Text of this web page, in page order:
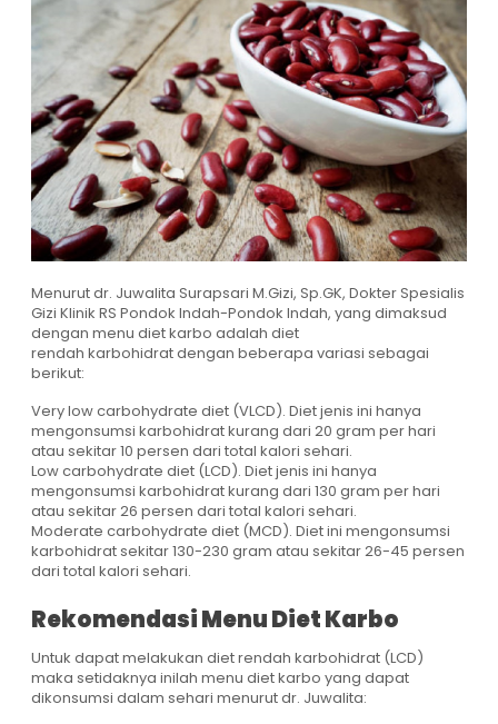
Menurut dr. Juwalita Surapsari M.Gizi, Sp.GK, Dokter Spesialis
Gizi Klinik RS Pondok Indah-Pondok Indah, yang dimaksud
dengan menu diet karbo adalah diet
rendah karbohidrat dengan beberapa variasi sebagai
berikut:
Very low carbohydrate diet (VLCD). Diet jenis ini hanya
mengonsumsi karbohidrat kurang dari 20 gram per hari
atau sekitar 10 persen dari total kalori sehari.
Low carbohydrate diet (LCD). Diet jenis ini hanya
mengonsumsi karbohidrat kurang dari 130 gram per hari
atau sekitar 26 persen dari total kalori sehari.
Moderate carbohydrate diet (MCD). Diet ini mengonsumsi
karbohidrat sekitar 130-230 gram atau sekitar 26-45 persen
dari total kalori sehari.
Rekomendasi Menu Diet Karbo
Untuk dapat melakukan diet rendah karbohidrat (LCD)
maka setidaknya inilah menu diet karbo yang dapat
dikonsumsi dalam sehari menurut dr. Juwalita: